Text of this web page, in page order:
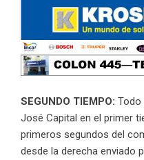
SEGUNDO TIEMPO: Todo
José Capital en el primer
primeros segundos del
desde la derecha enviado